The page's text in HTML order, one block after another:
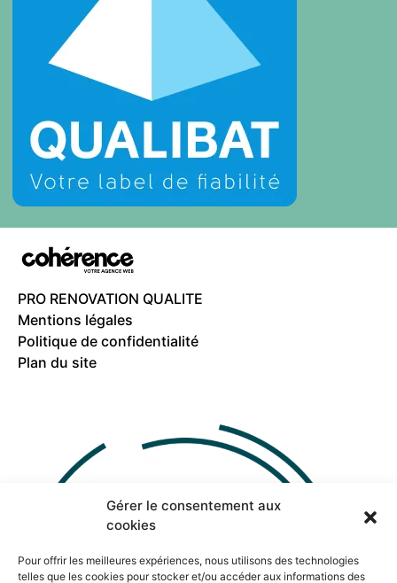
Gérer le consentement aux
cookies
Pour offrir les meilleures expériences, nous utilisons des technologies
telles que les cookies pour stocker et/ou accéder aux informations des
PRO RENOVATION QUALITE
Mentions légales
Politique de confidentialité
Plan du site